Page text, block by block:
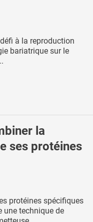
à la reproduction
bariatrique sur le
la
ses protéines
protéines spécifiques
une technique de